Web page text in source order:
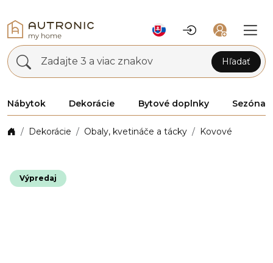
Zadajte 3 a viac znakov Hľadať
Nábytok Dekorácie Bytové doplnky Sezóna
Dekorácie Obaly, kvetináče a tácky Kovové
Výpredaj